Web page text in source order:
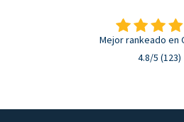
Mejor rankeado en
4.8/5 (123)